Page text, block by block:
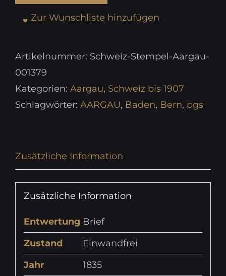
Zur Wunschliste hinzufügen
Artikelnummer: Schweiz-Stempel-Aargau-
001379
Kategorien: Aargau, Schweiz bis 1907
Schlagwörter: AARGAU, Baden, Bern, pgs
Zusätzliche Information
Zusätzliche Information
Entwertung Brief
Zustand
Einwandfrei
Jahr
1835